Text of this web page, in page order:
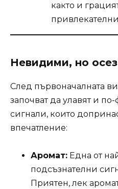
както и
Невидими, но
След първоначалната
започват да улавят и
сигнали, които
впечатление:
Аромат: Една от
подсъзнателни
Приятен, лек